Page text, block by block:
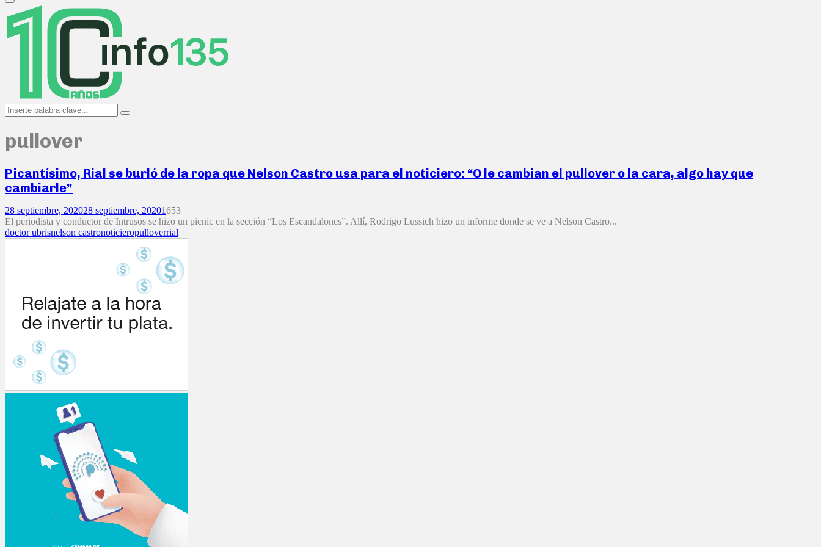
Primary
Menu
Search
for:
Search
pullover
Picantísimo, Rial se burló de la ropa que Nelson Castro usa para el noticiero: “O le cambian el pullover o la cara, algo hay que
cambiarle”
28 septiembre, 202028 septiembre, 20201653
El periodista y conductor de Intrusos se hizo un picnic en la sección “Los Escandalones”. Allí, Rodrigo Lussich hizo un informe donde se ve a Nelson Castro...
doctor ubrisnelson castronoticieropulloverrial